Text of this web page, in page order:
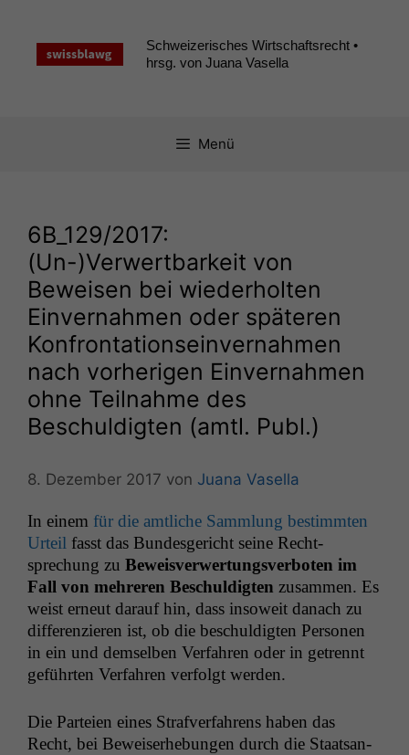
springen
Schweizerisches Wirtschaftsrecht •
hrsg. von Juana Vasella
Menü
6B_129/2017:
(Un-)Verwertbarkeit von
Beweisen bei wiederholten
Einvernahmen oder späteren
Konfrontationseinvernahmen
nach vorherigen Einvernahmen
ohne Teilnahme des
Beschuldigten (amtl. Publ.)
8. Dezember 2017 von Juana Vasella
In einem für die amtliche Samm­lung bes­timmten
Urteil fasst das Bun­des­gericht seine Recht­
sprechung zu Beweisver­w­er­tungsver­boten im
Fall von mehreren Beschuldigten zusam­men. Es
weist erneut darauf hin, dass insoweit danach zu
dif­feren­zieren ist, ob die beschuldigten Per­so­n­en
in ein und dem­sel­ben Ver­fahren oder in getren­nt
geführten Ver­fahren ver­fol­gt werden.
Die Parteien eines Strafver­fahrens haben das
Recht, bei Beweis­er­he­bun­gen durch die Staat­san­